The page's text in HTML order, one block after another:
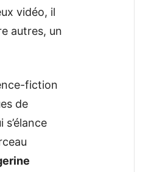
vidéo, il
autres, un
fiction
de
s’élance